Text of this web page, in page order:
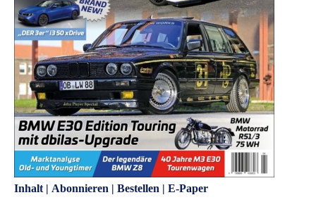
Inhalt | Abonnieren | Bestellen | E-Paper